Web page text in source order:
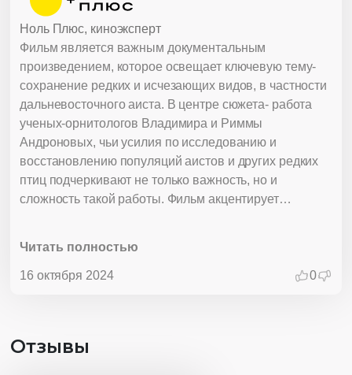
Фильм является важным документальным
произведением, которое освещает ключевую тему-
сохранение редких и исчезающих видов, в частности
дальневосточного аиста. В центре сюжета- работа
ученых-орнитологов Владимира и Риммы
Андроновых, чьи усилия по исследованию и
восстановлению популяций аистов и других редких
птиц подчеркивают не только важность, но и
сложность такой работы. Фильм акцентирует
а также на сложности выбора между различными
методами защиты природы. Особое внимание
демонстрирует высокий уровень успеха в сравнении
Читать полностью
16 октября 2024 0
Ноль Плюс, киноэксперт
Отзывы